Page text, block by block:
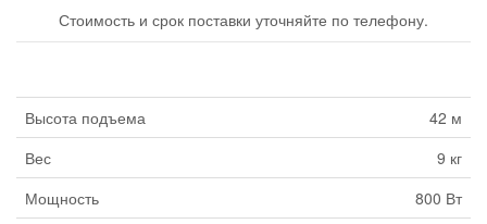
Стоимость и срок поставки уточняйте по телефону.
Высота подъема
42 м
Вес
9 кг
Мощность
800 Вт